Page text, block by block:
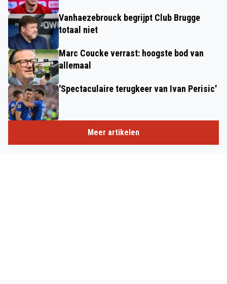
Vanhaezebrouck begrijpt Club Brugge
totaal niet
Marc Coucke verrast: hoogste bod van
allemaal
'Spectaculaire terugkeer van Ivan Perisic'
Meer artikelen